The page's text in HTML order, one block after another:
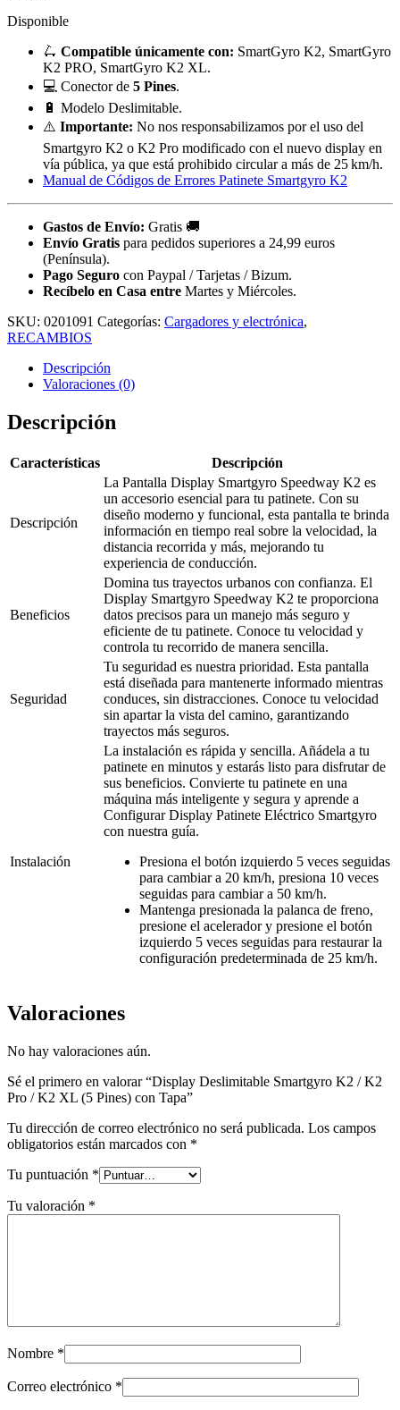
Disponible
🛴 Compatible únicamente con: SmartGyro K2, SmartGyro
K2 PRO, SmartGyro K2 XL.
💻 Conector de 5 Pines.
🔋 Modelo Deslimitable.
⚠️ Importante: No nos responsabilizamos por el uso del
Smartgyro K2 o K2 Pro modificado con el nuevo display en
vía pública, ya que está prohibido circular a más de 25 km/h.
Manual de Códigos de Errores Patinete Smartgyro K2
Gastos de Envío: Gratis 🚚
Envío Gratis para pedidos superiores a 24,99 euros
(Península).
Pago Seguro con Paypal / Tarjetas / Bizum.
Recíbelo en Casa entre Martes y Miércoles.
SKU: 0201091 Categorías: Cargadores y electrónica,
RECAMBIOS
Descripción
Valoraciones (0)
Descripción
Características Descripción
Descripción
La Pantalla Display Smartgyro Speedway K2 es
un accesorio esencial para tu patinete. Con su
diseño moderno y funcional, esta pantalla te brinda
información en tiempo real sobre la velocidad, la
distancia recorrida y más, mejorando tu
experiencia de conducción.
Beneficios
Domina tus trayectos urbanos con confianza. El
Display Smartgyro Speedway K2 te proporciona
datos precisos para un manejo más seguro y
eficiente de tu patinete. Conoce tu velocidad y
controla tu recorrido de manera sencilla.
Seguridad
Tu seguridad es nuestra prioridad. Esta pantalla
está diseñada para mantenerte informado mientras
conduces, sin distracciones. Conoce tu velocidad
sin apartar la vista del camino, garantizando
trayectos más seguros.
Instalación
La instalación es rápida y sencilla. Añádela a tu
patinete en minutos y estarás listo para disfrutar de
sus beneficios. Convierte tu patinete en una
máquina más inteligente y segura y aprende a
Configurar Display Patinete Eléctrico Smartgyro
con nuestra guía.
Presiona el botón izquierdo 5 veces seguidas
para cambiar a 20 km/h, presiona 10 veces
seguidas para cambiar a 50 km/h.
Mantenga presionada la palanca de freno,
presione el acelerador y presione el botón
izquierdo 5 veces seguidas para restaurar la
configuración predeterminada de 25 km/h.
Valoraciones
No hay valoraciones aún.
Sé el primero en valorar “Display Deslimitable Smartgyro K2 / K2
Pro / K2 XL (5 Pines) con Tapa”
Tu dirección de correo electrónico no será publicada. Los campos
obligatorios están marcados con *
Tu puntuación *
Tu valoración *
Nombre *
Correo electrónico *